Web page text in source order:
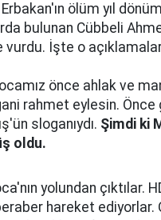
ölüm yıl
bulunan Cübbeli
vurdu. İşte o
önce ahlak ve
rahmet eylesin.
sloganıydı. Şimdi ki
oldu.
yolundan çıktılar.
hareket ediyorlar.